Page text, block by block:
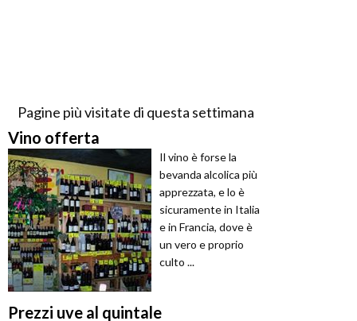
Pagine più visitate di questa settimana
Vino offerta
Il vino è forse la
bevanda alcolica più
apprezzata, e lo è
sicuramente in Italia
e in Francia, dove è
un vero e proprio
culto ...
Prezzi uve al quintale